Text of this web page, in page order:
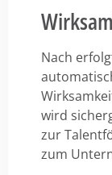
Nach
wird
zur
zum